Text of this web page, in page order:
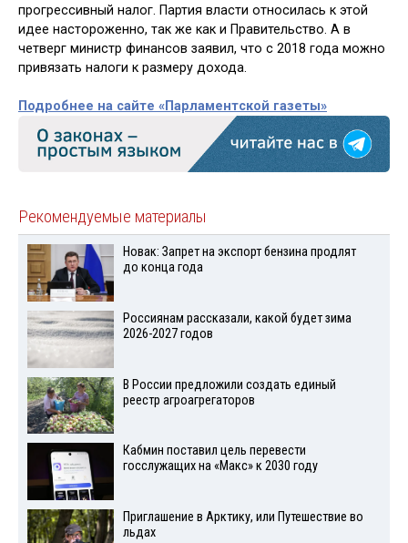
прогрессивный налог. Партия власти относилась к этой
идее настороженно, так же как и Правительство. А в
четверг министр финансов заявил, что с 2018 года можно
привязать налоги к размеру дохода.
Подробнее на сайте «Парламентской газеты»
Рекомендуемые материалы
Новак: Запрет на экспорт бензина продлят
до конца года
Россиянам рассказали, какой будет зима
2026-2027 годов
В России предложили создать единый
реестр агроагрегаторов
Кабмин поставил цель перевести
госслужащих на «Макс» к 2030 году
Приглашение в Арктику, или Путешествие во
льдах